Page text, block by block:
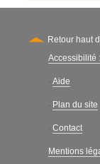
Retour haut
Secondary
Accessibilité
- Aide
- Plan du site
- Contact
Mentions